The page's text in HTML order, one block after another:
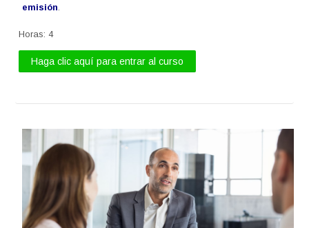
emisión.
Horas:4
Haga clic aquí para entrar al curso